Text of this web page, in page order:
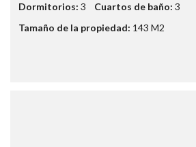
Dormitorios: 3 Cuartos de baño: 3
Tamaño de la propiedad: 143 M2